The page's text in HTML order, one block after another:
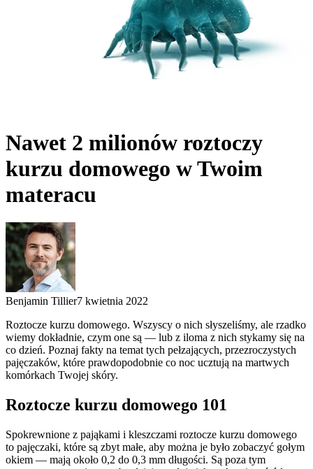
Nawet 2 milionów roztoczy
kurzu domowego w Twoim
materacu
Benjamin Tillier7 kwietnia 2022
Roztocze kurzu domowego. Wszyscy o nich słyszeliśmy, ale rzadko
wiemy dokładnie, czym one są — lub z iloma z nich stykamy się na
co dzień. Poznaj fakty na temat tych pełzających, przezroczystych
pajęczaków, które prawdopodobnie co noc ucztują na martwych
komórkach Twojej skóry.
Roztocze kurzu domowego 101
Spokrewnione z pająkami i kleszczami roztocze kurzu domowego
to pajęczaki, które są zbyt małe, aby można je było zobaczyć gołym
okiem — mają około 0,2 do 0,3 mm długości. Są poza tym